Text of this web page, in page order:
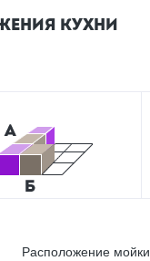
КУХНИ
Расположение мойки